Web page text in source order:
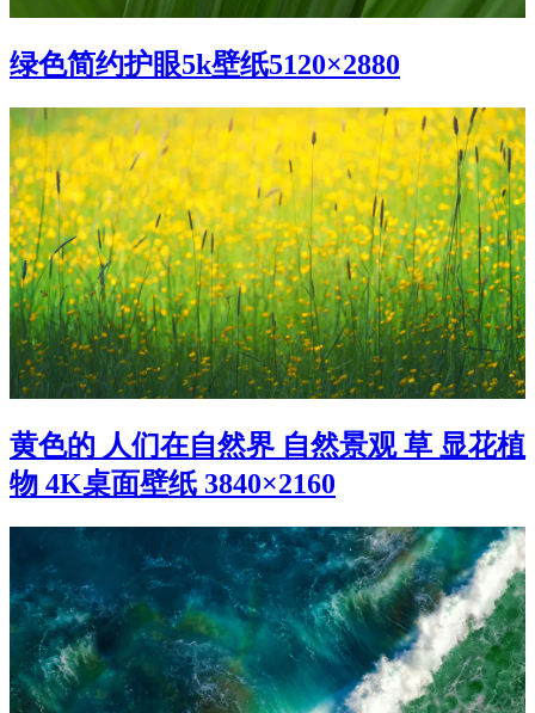
绿色简约护眼5k壁纸5120×2880
黄色的 人们在自然界 自然景观 草 显花植
物 4K桌面壁纸 3840×2160